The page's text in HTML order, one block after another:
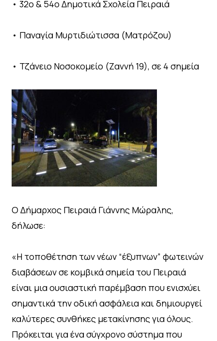
• 32ο & 54ο Δημοτικά Σχολεία Πειραιά
• Παναγία Μυρτιδιώτισσα (Ματρόζου)
• Τζάνειο Νοσοκομείο (Ζαννή 19), σε 4 σημεία
Ο Δήμαρχος Πειραιά Γιάννης Μώραλης,
δήλωσε:
«Η τοποθέτηση των νέων “έξυπνων” φωτεινών
διαβάσεων σε κομβικά σημεία του Πειραιά
είναι μια ουσιαστική παρέμβαση που ενισχύει
σημαντικά την οδική ασφάλεια και δημιουργεί
καλύτερες συνθήκες μετακίνησης για όλους.
Πρόκειται για ένα σύγχρονο σύστημα που